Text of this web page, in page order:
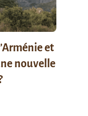
et
nouvelle